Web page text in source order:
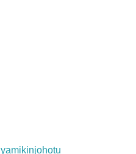
yamikinjohotu